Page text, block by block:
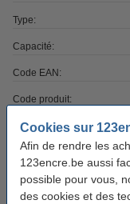
Cookies sur
Afin de rendre les
123encre.be aussi
possible pour vous,
des cookies et des
Type:
Capacité:
Code EAN:
Code produit:
Code:
Attention: notez
recommandons de